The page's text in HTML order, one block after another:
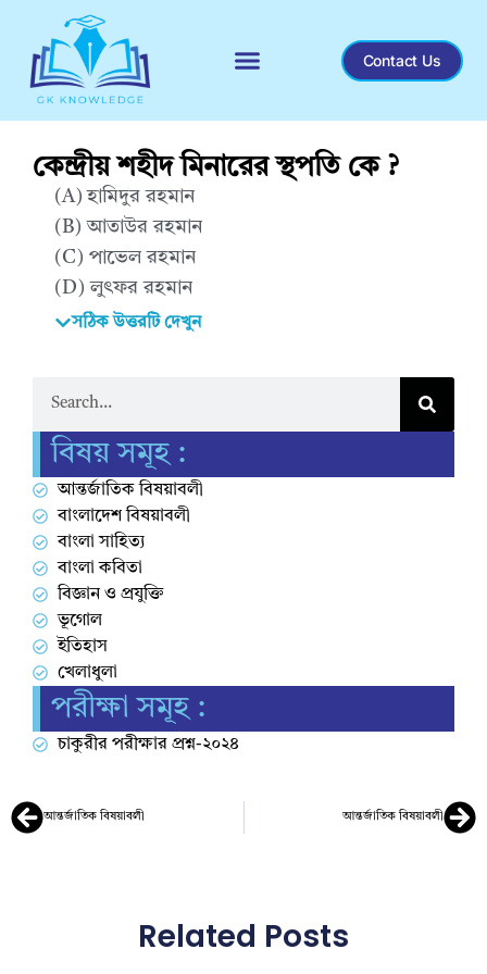
Contact Us
কেন্দ্রীয় শহীদ মিনারের স্থপতি কে ?
(A) হামিদুর রহমান
(B) আতাউর রহমান
(C) পাভেল রহমান
(D) লুৎফর রহমান
Correct Answer : A
সঠিক উত্তরটি দেখুন
বিষয় সমূহ :
আন্তর্জাতিক বিষয়াবলী
বাংলাদেশ বিষয়াবলী
বাংলা সাহিত্য
বাংলা কবিতা
বিজ্ঞান ও প্রযুক্তি
ভূগোল
ইতিহাস
খেলাধুলা
পরীক্ষা সমূহ :
চাকুরীর পরীক্ষার প্রশ্ন-২০২৪
আন্তর্জাতিক বিষয়াবলী আন্তর্জাতিক বিষয়াবলী
Related Posts